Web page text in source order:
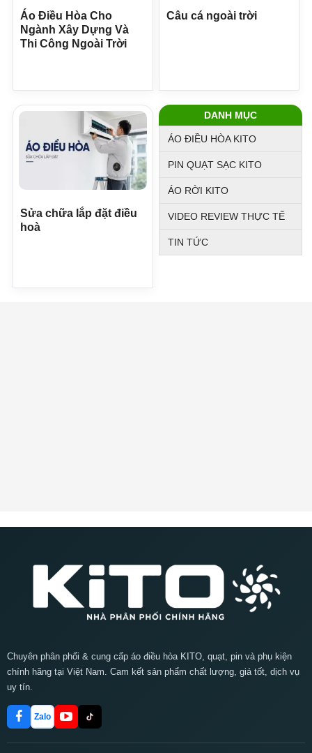
Áo Điều Hòa Cho
Ngành Xây Dựng Và
Thi Công Ngoài Trời
Câu cá ngoài trời
Sửa chữa lắp đặt điều
hoà
DANH MỤC
ÁO ĐIỀU HÒA KITO
PIN QUẠT SẠC KITO
ÁO RỜI KITO
VIDEO REVIEW THỰC TẾ
TIN TỨC
Chuyên phân phối & cung cấp áo điều hòa KITO, quạt, pin và phụ kiện
chính hãng tại Việt Nam. Cam kết sản phẩm chất lượng, giá tốt, dịch vụ
uy tín.
Zalo